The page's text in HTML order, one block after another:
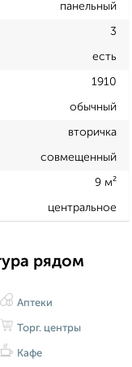
панельный
3
есть
1910
обычный
вторичка
совмещенный
9 м²
центральное
рядом
Аптеки
Торг. центры
Кафе